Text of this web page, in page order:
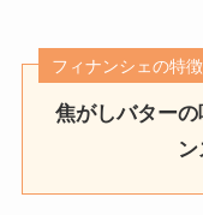
フィナンシェの特
焦がしバター
ン